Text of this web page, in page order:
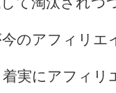
のアフィリエ
実にアフィリ